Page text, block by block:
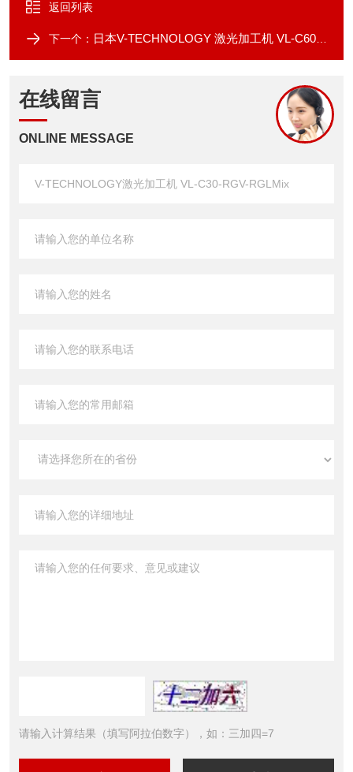
返回列表
下一个： 日本V-TECHNOLOGY 激光加工机 VL-C60-GB
在线留言
ONLINE MESSAGE
请输入计算结果（填写阿拉伯数字），如：三加四=7